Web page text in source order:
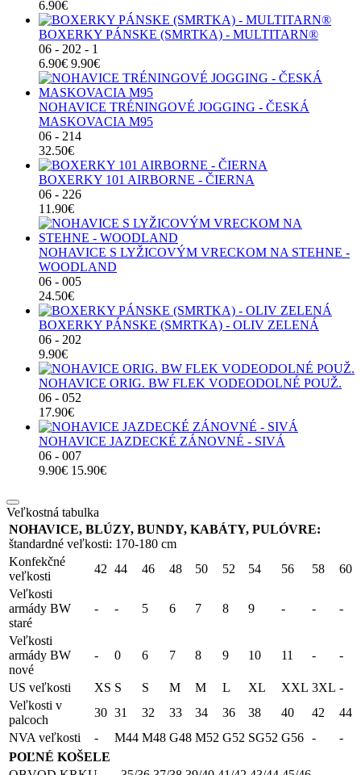
6.90€
BOXERKY PÁNSKE (SMRTKA) - MULTITARN®
06 - 202 - 1
6.90€ 9.90€
NOHAVICE TRÉNINGOVÉ JOGGING - ČESKÁ
MASKOVACIA M95
06 - 214
32.50€
BOXERKY 101 AIRBORNE - ČIERNA
06 - 226
11.90€
NOHAVICE S LYŽICOVÝM VRECKOM NA STEHNE -
WOODLAND
06 - 005
24.50€
BOXERKY PÁNSKE (SMRTKA) - OLIV ZELENÁ
06 - 202
9.90€
NOHAVICE ORIG. BW FLEK VODEODOLNÉ POUŽ.
06 - 052
17.90€
NOHAVICE JAZDECKÉ ZÁNOVNÉ - SIVÁ
06 - 007
9.90€ 15.90€
Veľkostná tabulka
NOHAVICE, BLÚZY, BUNDY, KABÁTY, PULÓVRE:
štandardné veľkosti: 170-180 cm
Konfekčné
veľkosti
42 44 46 48 50 52 54 56 58
60
Veľkosti
armády BW
staré
- - 5 6 7 8 9 - - -
Veľkosti
armády BW
nové
- 0 6 7 8 9 10 11 - -
US veľkosti XS S S M M L XL XXL 3XL -
Veľkosti v
palcoch
30 31 32 33 34 36 38 40 42
44
NVA veľkosti
- M44 M48 G48 M52 G52 SG52 G56 -
-
POĽNÉ KOŠELE